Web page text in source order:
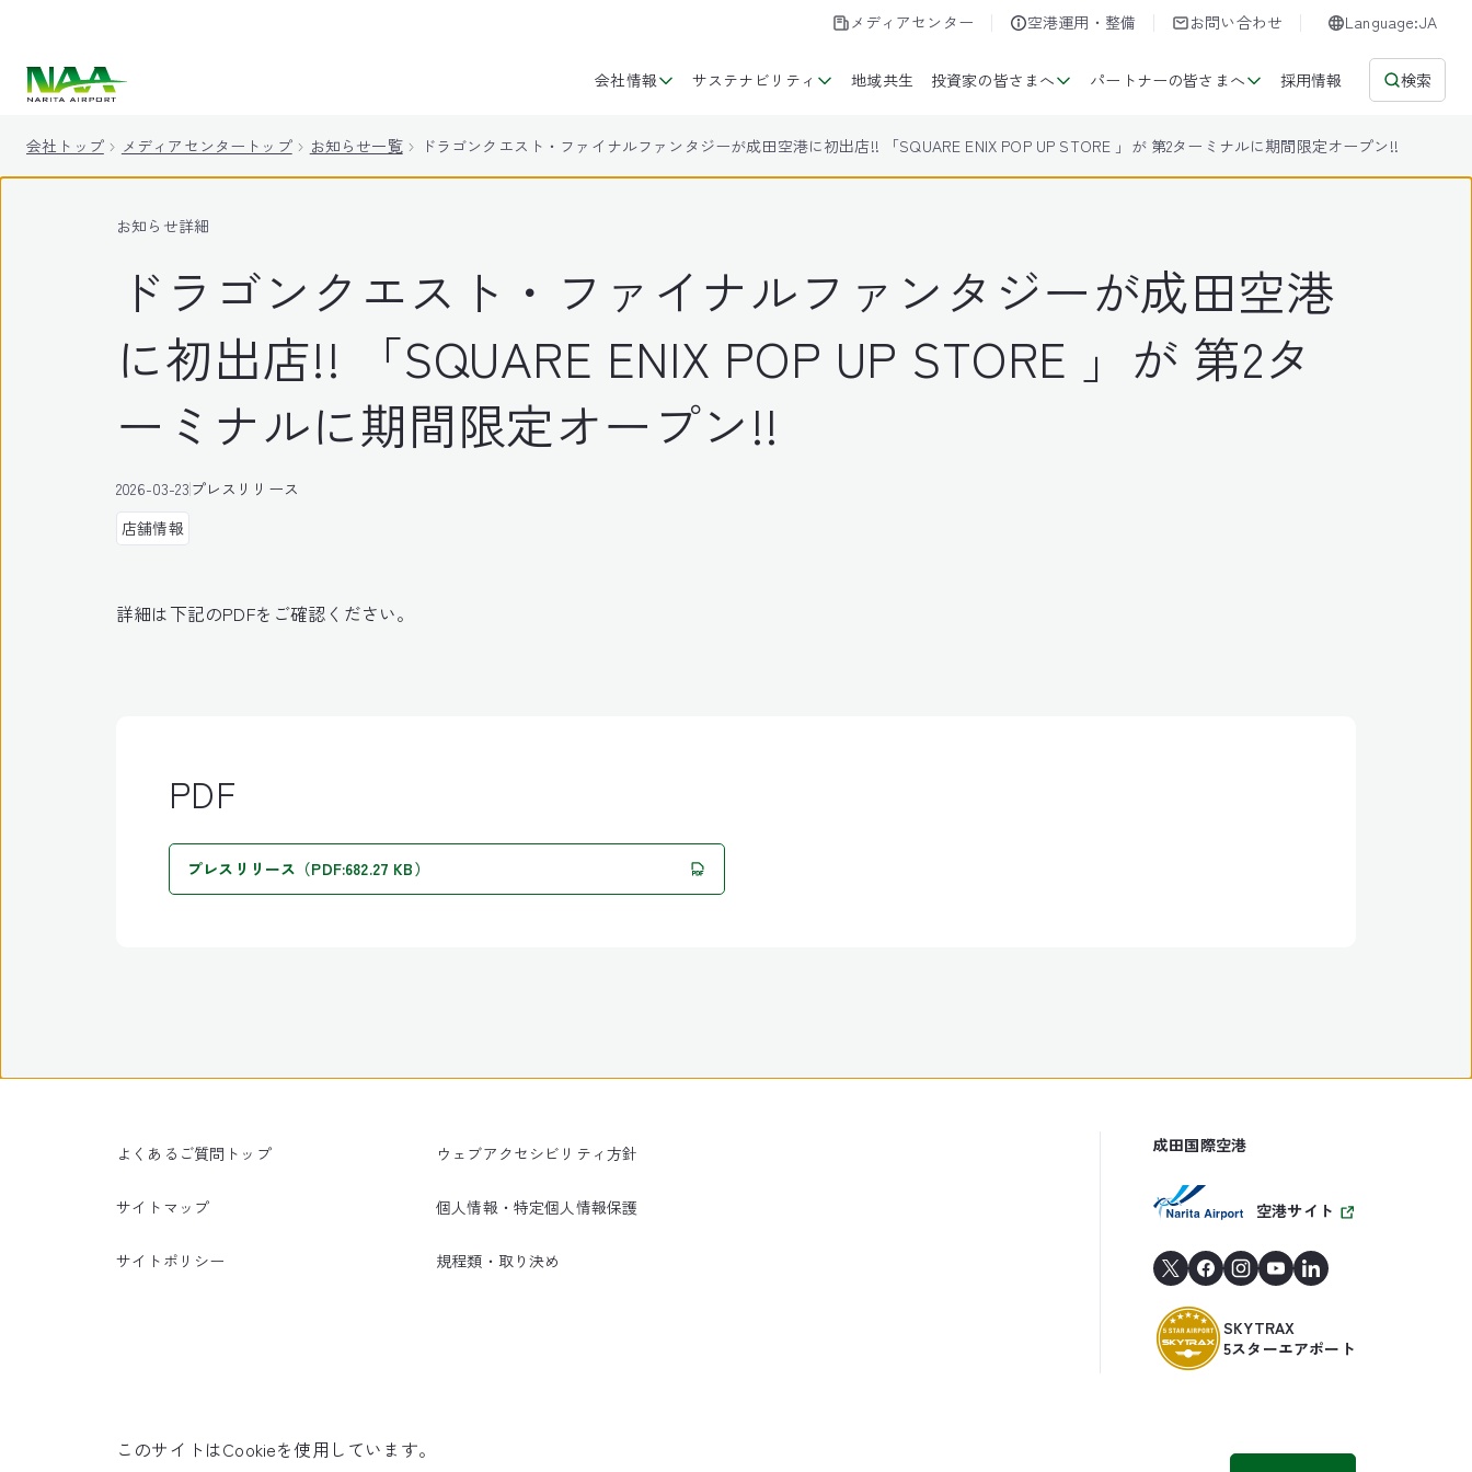
メディアセンター 空港運用・整備 お問い合わせ Language:JA
会社情報 サステナビリティ 地域共生 投資家の皆さまへ パートナーの皆さまへ 採用情報 検索
会社トップ メディアセンタートップ お知らせ一覧 ドラゴンクエスト・ファイナルファンタジーが成田空港に初出店!! 「SQUARE ENIX POP UP STORE 」が 第2ターミナルに期間限定オープン!!
お知らせ詳細
ドラゴンクエスト・ファイナルファンタジーが成田空港
に初出店!! 「SQUARE ENIX POP UP STORE 」が 第2タ
ーミナルに期間限定オープン!!
2026-03-23プレスリリース
店舗情報
詳細は下記のPDFをご確認ください。
PDF
プレスリリース（PDF:682.27 KB）
よくあるご質問トップ
サイトマップ
サイトポリシー
ウェブアクセシビリティ方針
個人情報・特定個人情報保護
規程類・取り決め
成田国際空港
空港サイト
SKYTRAX
5スターエアポート
このサイトはCookieを使用しています。